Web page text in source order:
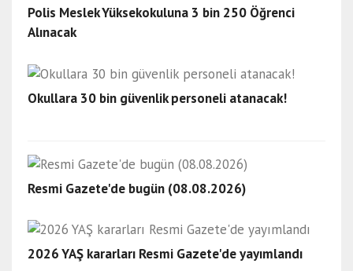
Polis Meslek Yüksekokuluna 3 bin 250 Öğrenci
Alınacak
Okullara 30 bin güvenlik personeli atanacak!
Resmi Gazete'de bugün (08.08.2026)
2026 YAŞ kararları Resmi Gazete'de yayımlandı